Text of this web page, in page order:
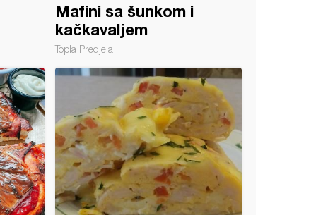
Mafini sa šunkom i
kačkavaljem
Topla Predjela